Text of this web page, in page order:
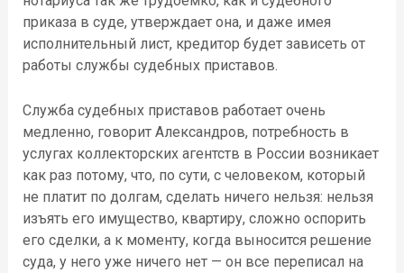
приказа в суде, утверждает она, и даже имея
исполнительный лист, кредитор будет зависеть от
работы службы судебных приставов.
Служба судебных приставов работает очень
медленно, говорит Александров, потребность в
услугах коллекторских агентств в России возникает
как раз потому, что, по сути, с человеком, который
не платит по долгам, сделать ничего нельзя: нельзя
изъять его имущество, квартиру, сложно оспорить
его сделки, а к моменту, когда выносится решение
суда, у него уже ничего нет — он все переписал на